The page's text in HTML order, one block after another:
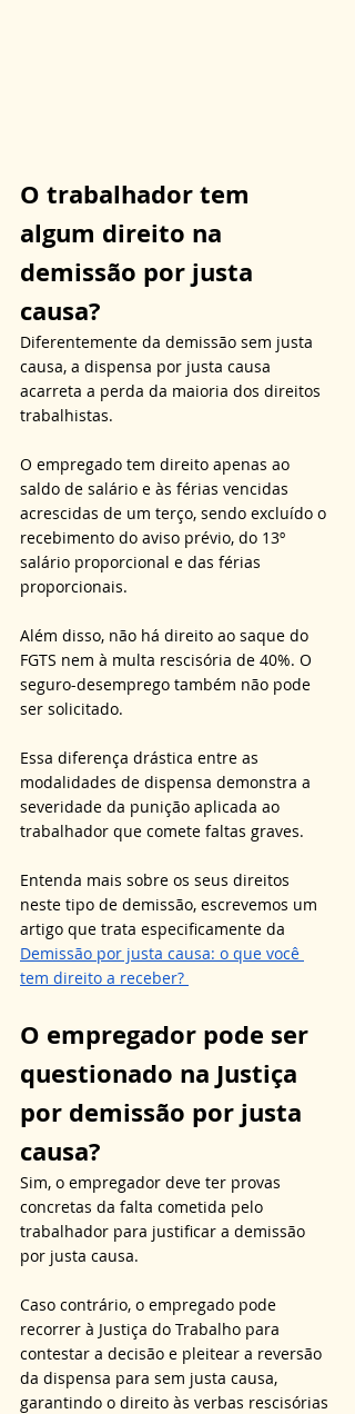
O trabalhador tem
algum direito na
demissão por justa
causa?
Diferentemente da demissão sem justa
causa, a dispensa por justa causa
acarreta a perda da maioria dos direitos
trabalhistas.
O empregado tem direito apenas ao
saldo de salário e às férias vencidas
acrescidas de um terço, sendo excluído o
recebimento do aviso prévio, do 13º
salário proporcional e das férias
proporcionais.
Além disso, não há direito ao saque do
FGTS nem à multa rescisória de 40%. O
seguro-desemprego também não pode
ser solicitado.
Essa diferença drástica entre as
modalidades de dispensa demonstra a
severidade da punição aplicada ao
trabalhador que comete faltas graves.
Entenda mais sobre os seus direitos
neste tipo de demissão, escrevemos um
artigo que trata especificamente da
Demissão por justa causa: o que você
tem direito a receber?
O empregador pode ser
questionado na Justiça
por demissão por justa
causa?
Sim, o empregador deve ter provas
concretas da falta cometida pelo
trabalhador para justificar a demissão
por justa causa.
Caso contrário, o empregado pode
recorrer à Justiça do Trabalho para
contestar a decisão e pleitear a reversão
da dispensa para sem justa causa,
garantindo o direito às verbas rescisórias